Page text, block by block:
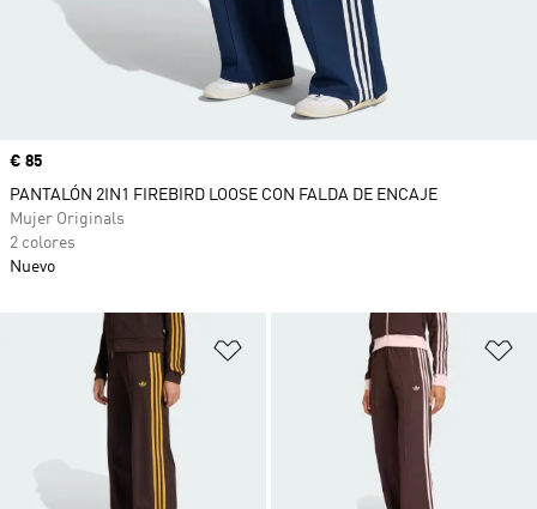
Añadir a la lista de deseos
Precio
€ 85
PANTALÓN 2IN1 FIREBIRD LOOSE CON FALDA DE ENCAJE
Mujer Originals
2 colores
Nuevo